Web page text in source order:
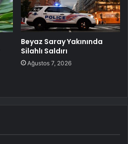
Beyaz Saray Yakınında
Silahlı Saldırı
Ağustos 7, 2026